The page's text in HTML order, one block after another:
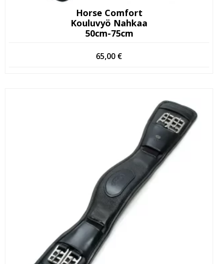
Horse Comfort
Kouluvyö Nahkaa
50cm-75cm
65,00 €